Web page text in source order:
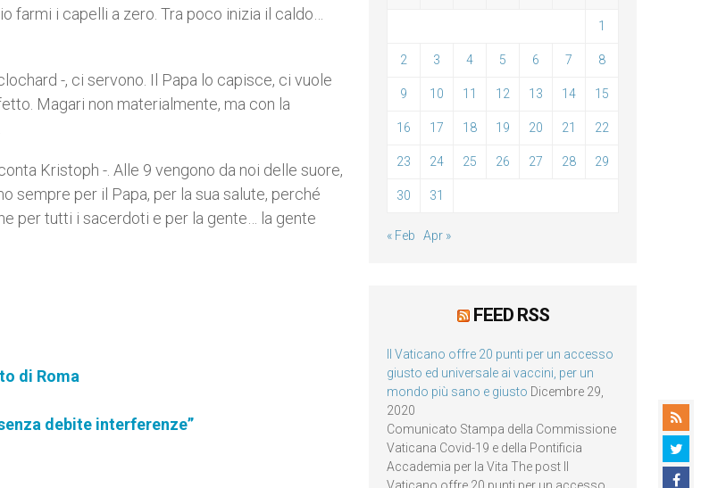
farmi i capelli a zero. Tra poco inizia il caldo…
-, ci servono. Il Papa lo capisce, ci vuole
Magari non materialmente, ma con la
Kristoph -. Alle 9 vengono da noi delle suore,
sempre per il Papa, per la sua salute, perché
per tutti i sacerdoti e per la gente… la gente
di Roma
debite interferenze”
1
2 3 4 5 6 7 8
9 10 11 12 13 14 15
16 17 18 19 20 21 22
23 24 25 26 27 28 29
30 31
« Feb Apr »
FEED RSS
Il Vaticano offre 20 punti per un accesso
giusto ed universale ai vaccini, per un
mondo più sano e giusto Dicembre 29,
2020
Comunicato Stampa della Commissione
Vaticana Covid-19 e della Pontificia
Accademia per la Vita The post Il